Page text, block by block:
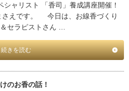
シャリスト 「香司」養成講座開催！
さえです。 今日は、お線香づくり
セラピストさん …
続きを読む
のお香の話！